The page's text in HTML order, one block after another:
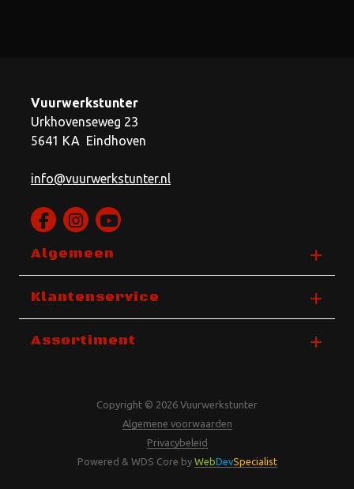
Vuurwerkstunter
Urkhovenseweg 23
5641 KA Eindhoven
info@vuurwerkstunter.nl
Algemeen
Klantenservice
Assortiment
Copyright © 2026 Vuurwerkstunter
Algemene voorwaarden
Privacybeleid
Powered & WDS Core by WebDevSpecialist